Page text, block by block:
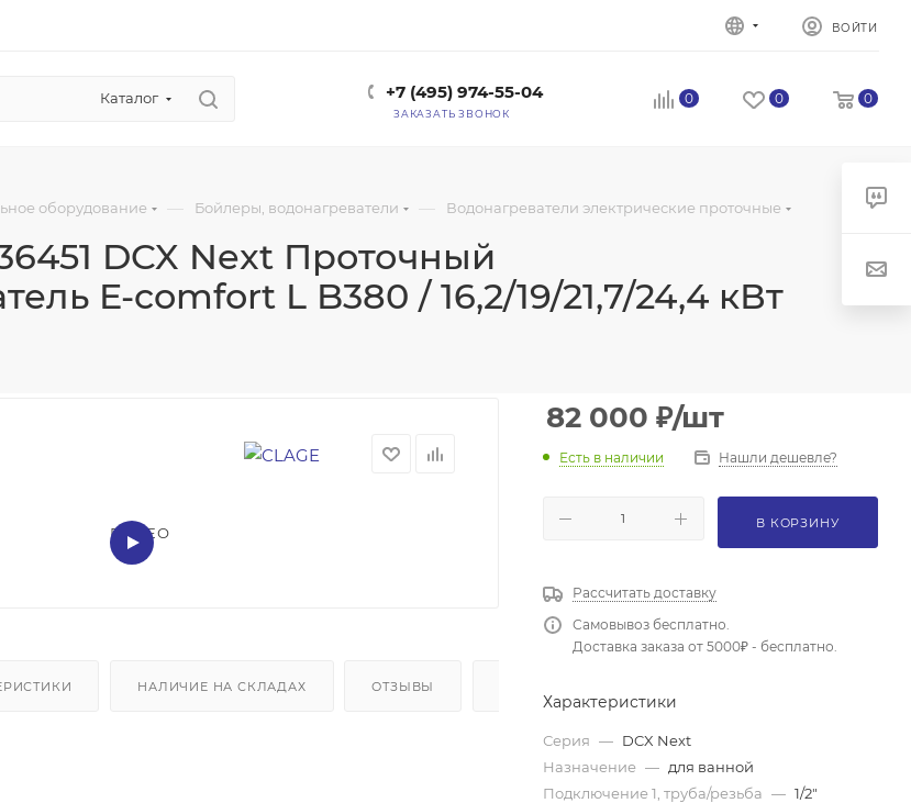
ВОЙТИ
Каталог +7 (495) 974-55-04
ЗАКАЗАТЬ ЗВОНОК
0 0 0
оборудование — Бойлеры, водонагреватели — Водонагреватели электрические проточные
DCX Next Проточный
E-comfort L B380 / 16,2/19/21,7/24,4 кВт
ВИДЕО
НАЛИЧИЕ НА СКЛАДАХ ОТЗЫВЫ
82 000 ₽/шт
Есть в наличии Нашли дешевле?
В КОРЗИНУ
Рассчитать доставку
Самовывоз бесплатно.
Доставка заказа от 5000₽ - бесплатно.
Характеристики
Серия — DCX Next
Назначение — для ванной
Подключение 1, труба/резьба — 1/2"